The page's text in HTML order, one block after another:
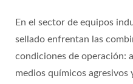
En el sector de equipos
sellado enfrentan las
condiciones de operación:
medios químicos